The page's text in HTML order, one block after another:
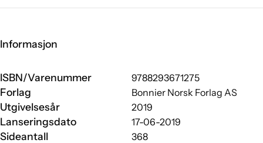
Informasjon
ISBN/Varenummer 9788293671275
Forlag Bonnier Norsk Forlag AS
Utgivelsesår 2019
Lanseringsdato 17-06-2019
Sideantall 368